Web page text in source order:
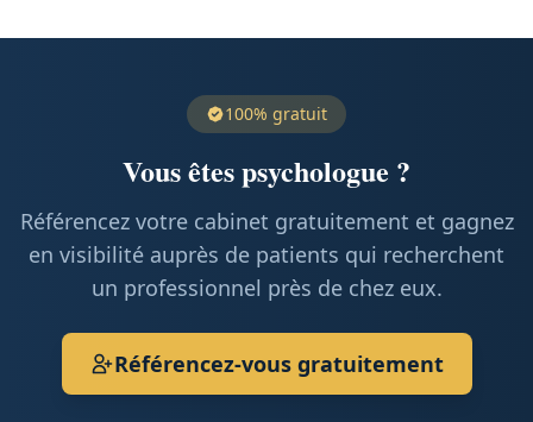
100% gratuit
Vous êtes psychologue ?
Référencez votre cabinet gratuitement et gagnez
en visibilité auprès de patients qui recherchent
un professionnel près de chez eux.
Référencez-vous gratuitement